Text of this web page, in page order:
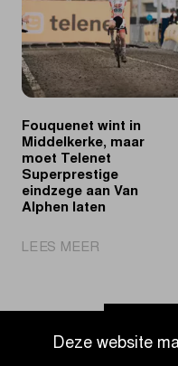
Deze website
naar
Groot-
Brittannië
Fouquenet wint in
Middelkerke, maar
moet Telenet
Superprestige
eindzege aan Van
Alphen laten
LEES MEER
in
maar
Ga